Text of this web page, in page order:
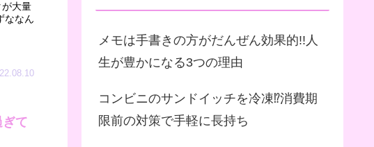
大量
て
メモは手書きの方がだんぜん効果的!!人
生が豊かになる3つの理由
コンビニのサンドイッチを冷凍⁉︎消費期
限前の対策で手軽に長持ち